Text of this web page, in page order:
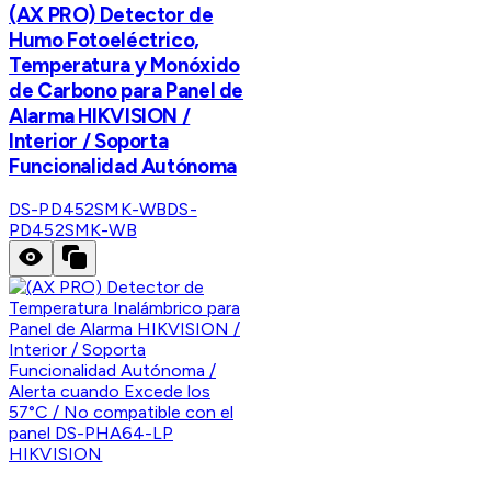
(AX PRO) Detector de
Humo Fotoeléctrico,
Temperatura y Monóxido
de Carbono para Panel de
Alarma HIKVISION /
Interior / Soporta
Funcionalidad Autónoma
DS-PD452SMK-WBDS-
PD452SMK-WB
HIKVISION